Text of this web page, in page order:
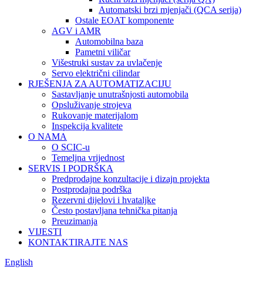
Automatski brzi mjenjači (QCA serija)
Ostale EOAT komponente
AGV i AMR
Automobilna baza
Pametni viličar
Višestruki sustav za uvlačenje
Servo električni cilindar
RJEŠENJA ZA AUTOMATIZACIJU
Sastavljanje unutrašnjosti automobila
Opsluživanje strojeva
Rukovanje materijalom
Inspekcija kvalitete
O NAMA
O SCIC-u
Temeljna vrijednost
SERVIS I PODRŠKA
Predprodajne konzultacije i dizajn projekta
Postprodajna podrška
Rezervni dijelovi i hvataljke
Često postavljana tehnička pitanja
Preuzimanja
VIJESTI
KONTAKTIRAJTE NAS
English